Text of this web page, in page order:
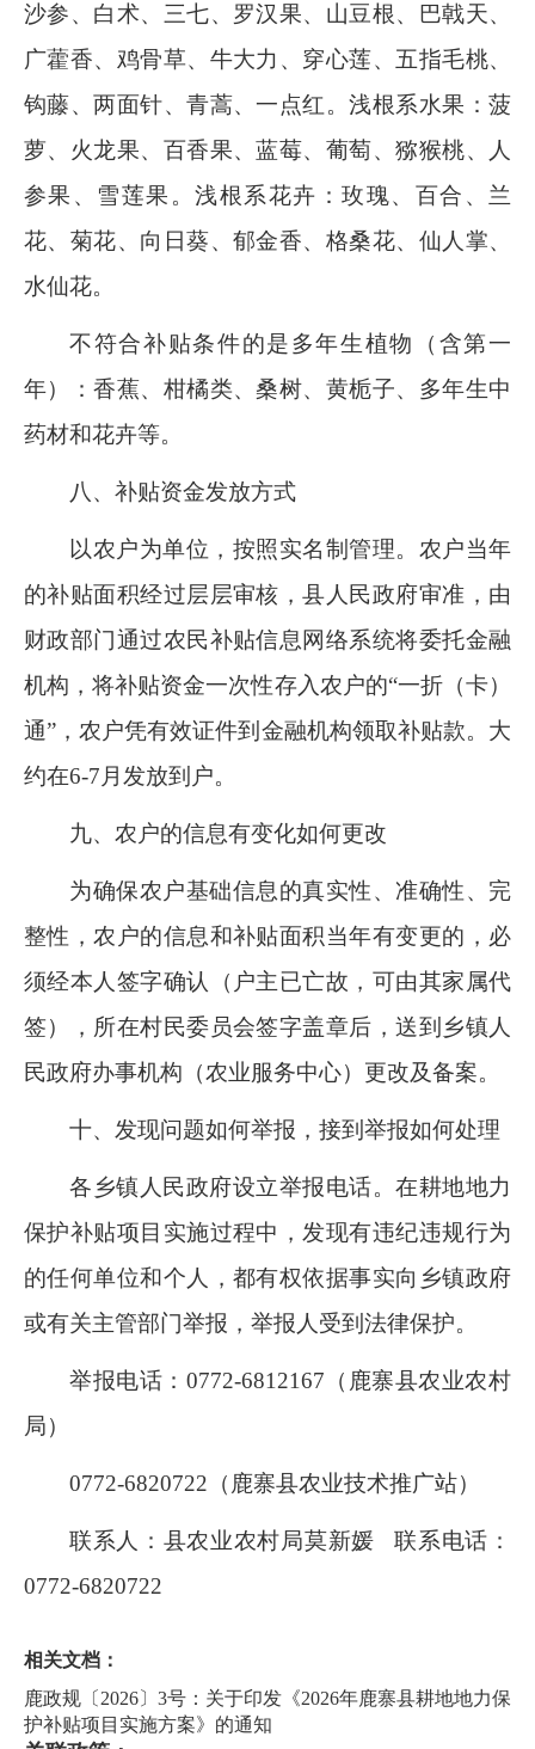
沙参、白术、三七、罗汉果、山豆根、巴戟天、
广藿香、鸡骨草、牛大力、穿心莲、五指毛桃、
钩藤、两面针、青蒿、一点红。浅根系水果：菠
萝、火龙果、百香果、蓝莓、葡萄、猕猴桃、人
参果、雪莲果 。浅根系花卉：玫瑰、百合、兰
花、菊花、向日葵、郁金香、格桑花、仙人掌、
水仙花。
不符合补贴条件的是多年生植物（含第一
年）：香蕉、柑橘类、桑树、黄栀子、多年生中
药材和花卉等。
八、补贴资金发放方式
以农户为单位，按照实名制管理。农户当年
的补贴面积经过层层审核，县人民政府审准，由
财政部门通过农民补贴信息网络系统将委托金融
机构，将补贴资金一次性存入农户的“一折（卡）
通”，农户凭有效证件到金融机构领取补贴款。大
约在6-7月发放到户。
九、农户的信息有变化如何更改
为确保农户基础信息的真实性、准确性、完
整性，农户的信息和补贴面积当年有变更的，必
须经本人签字确认（户主已亡故，可由其家属代
签），所在村民委员会签字盖章后，送到乡镇人
民政府办事机构（农业服务中心）更改及备案。
十、发现问题如何举报，接到举报如何处理
各乡镇人民政府设立举报电话。在耕地地力
保护补贴项目实施过程中，发现有违纪违规行为
的任何单位和个人，都有权依据事实向乡镇政府
或有关主管部门举报，举报人受到法律保护。
举报电话： 0772-6812167 （鹿寨县农业农村
局）
0772-6820722 （鹿寨县农业技术推广站）
联系人：县农业农村局莫新媛
联系电话：
0772-6820722
相关文档：
鹿政规〔2026〕3号：关于印发《2026年鹿寨县耕地地力保
护补贴项目实施方案》的通知